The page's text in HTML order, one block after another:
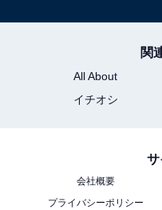
ク）を500円（税別、通常価格
関
All About
イチオシ
サ
会社概要
プライバシーポリシー